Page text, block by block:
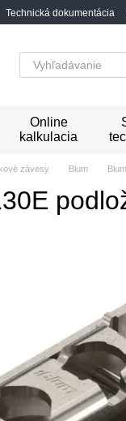
Technická dokumentácia
Online
kalkulacia
závesy Blum